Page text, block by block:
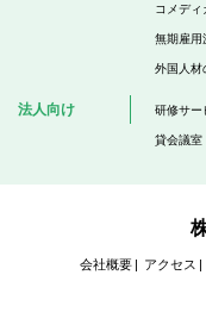
コメディ
無期雇用
外国人材
法人向け 研修サー
貸会議室
会社概要 アクセス